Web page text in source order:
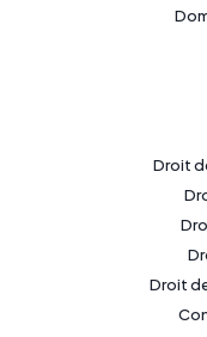
Droit
Droit